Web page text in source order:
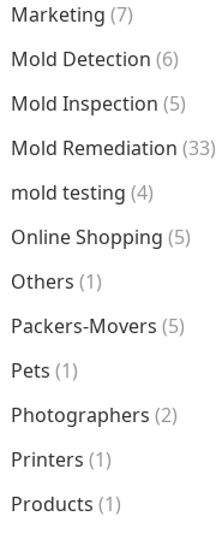
Marketing (7)
Mold Detection (6)
Mold Inspection (5)
Mold Remediation (33)
mold testing (4)
Online Shopping (5)
Others (1)
Packers-Movers (5)
Pets (1)
Photographers (2)
Printers (1)
Products (1)